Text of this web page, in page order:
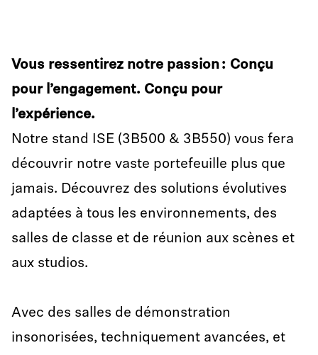
Vous ressentirez notre passion : Conçu
pour l’engagement. Conçu pour
l’expérience.
Notre stand ISE (3B500 & 3B550) vous fera
découvrir notre vaste portefeuille plus que
jamais. Découvrez des solutions évolutives
adaptées à tous les environnements, des
salles de classe et de réunion aux scènes et
aux studios.
Avec des salles de démonstration
insonorisées, techniquement avancées, et